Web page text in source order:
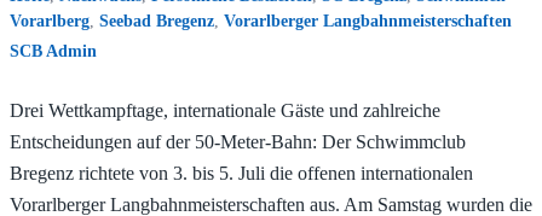
Vorarlberg Seebad Bregenz Vorarlberger Langbahnmeisterschaften
SCB Admin
Drei Wettkampftage, internationale Gäste und zahlreiche
Entscheidungen auf der 50-Meter-Bahn: Der Schwimmclub
Bregenz richtete von 3. bis 5. Juli die offenen internationalen
Vorarlberger Langbahnmeisterschaften aus. Am Samstag wurden die